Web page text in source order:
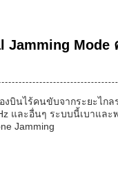
Jamming Mode
บินไร้คนขับจากระยะไก
และอื่นๆ ระบบนี้เบาและ
Jamming